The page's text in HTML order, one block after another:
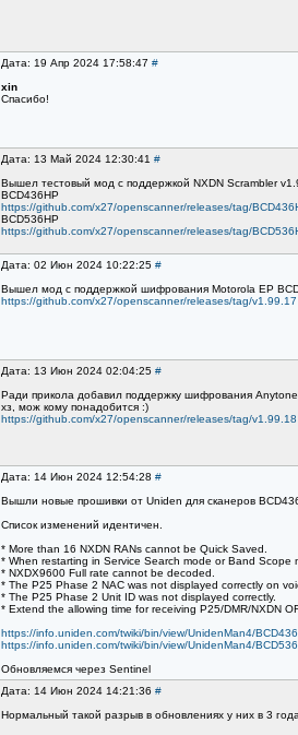
Дата: 19 Апр 2024 17:58:47 #
xin
Спасибо!
Дата: 13 Май 2024 12:30:41 #
Вышел тестовый мод с поддержкой NXDN Scrambler
BCD436HP
https://github.com/x27/openscanner/releases/tag/
BCD536HP
https://github.com/x27/openscanner/releases/tag/
Дата: 02 Июн 2024 10:22:25 #
Вышел мод с поддержкой шифрования Motorola EP
https://github.com/x27/openscanner/releases/tag/v1.99.17
Дата: 13 Июн 2024 02:04:25 #
Ради прикола добавил поддержку шифрования
хз, мож кому понадобится :)
https://github.com/x27/openscanner/releases/tag/v1.99.18
Дата: 14 Июн 2024 12:54:28 #
Вышли новые прошивки от Uniden для сканеров
Список изменений идентичен.
* More than 16 NXDN RANs cannot be Quick Saved.
* When restarting in Service Search mode or Band
* NXDX9600 Full rate cannot be decoded.
* The P25 Phase 2 NAC was not displayed correctly on
* The P25 Phase 2 Unit ID was not displayed correctly.
* Extend the allowing time for receiving P25/DMR/NXDN
https://info.uniden.com/twiki/bin/view/UnidenMan4/
https://info.uniden.com/twiki/bin/view/UnidenMan4/
Обновляемся через Sentinel
Дата: 14 Июн 2024 14:21:36 #
Нормальный такой разрыв в обновлениях у них в 3